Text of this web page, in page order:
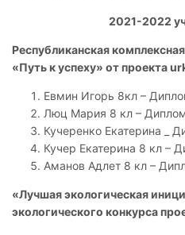
2021-2022
Республиканская
«Путь к успеху» от проекта
Евмин Игорь 8кл –
Люц Мария 8 кл –
Кучеренко Екатерина _
Кучер Екатерина 8 кл –
Аманов Адлет 8 кл –
«Лучшая экологическая
экологического конкурса